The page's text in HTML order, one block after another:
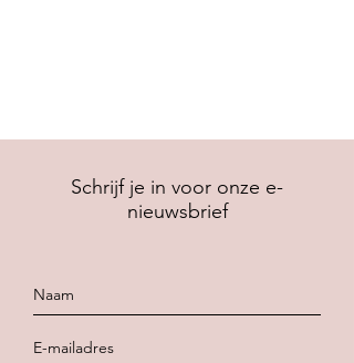
Schrijf je in voor onze e-
nieuwsbrief